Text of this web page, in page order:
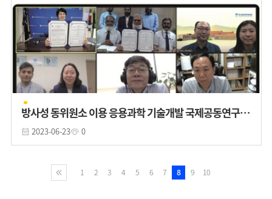
방사성 동위원소 이용 응용과학 기술개발 국제공동연구 추
진 2023-06-23 0
1 2 3 4 5 6 7 8 9 10